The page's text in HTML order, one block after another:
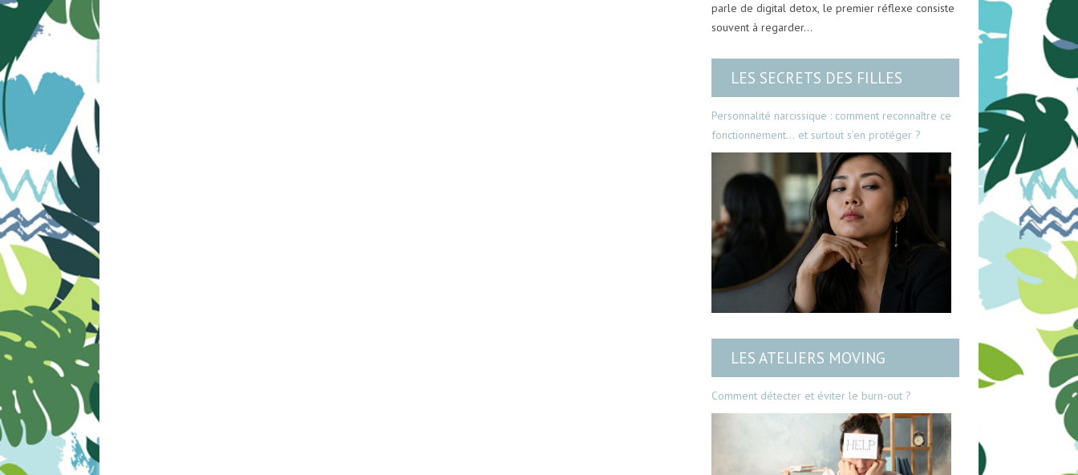
parle de digital detox, le premier réflexe consiste
souvent à regarder…
LES SECRETS DES FILLES
Personnalité narcissique : comment reconnaître ce
fonctionnement… et surtout s’en protéger ?
LES ATELIERS MOVING
Comment détecter et éviter le burn-out ?